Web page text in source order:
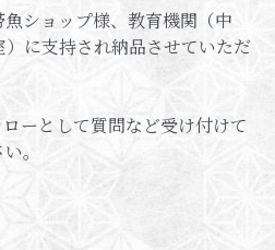
ショップ様、教育機関（中
に支持され納品させていただ
ーとして質問など受け付けて
。